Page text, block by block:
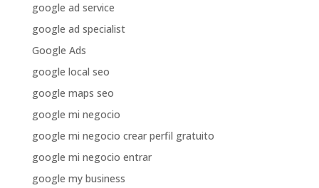
google ad service
google ad specialist
Google Ads
google local seo
google maps seo
google mi negocio
google mi negocio crear perfil gratuito
google mi negocio entrar
google my business